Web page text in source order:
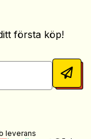
första köp!
leverans